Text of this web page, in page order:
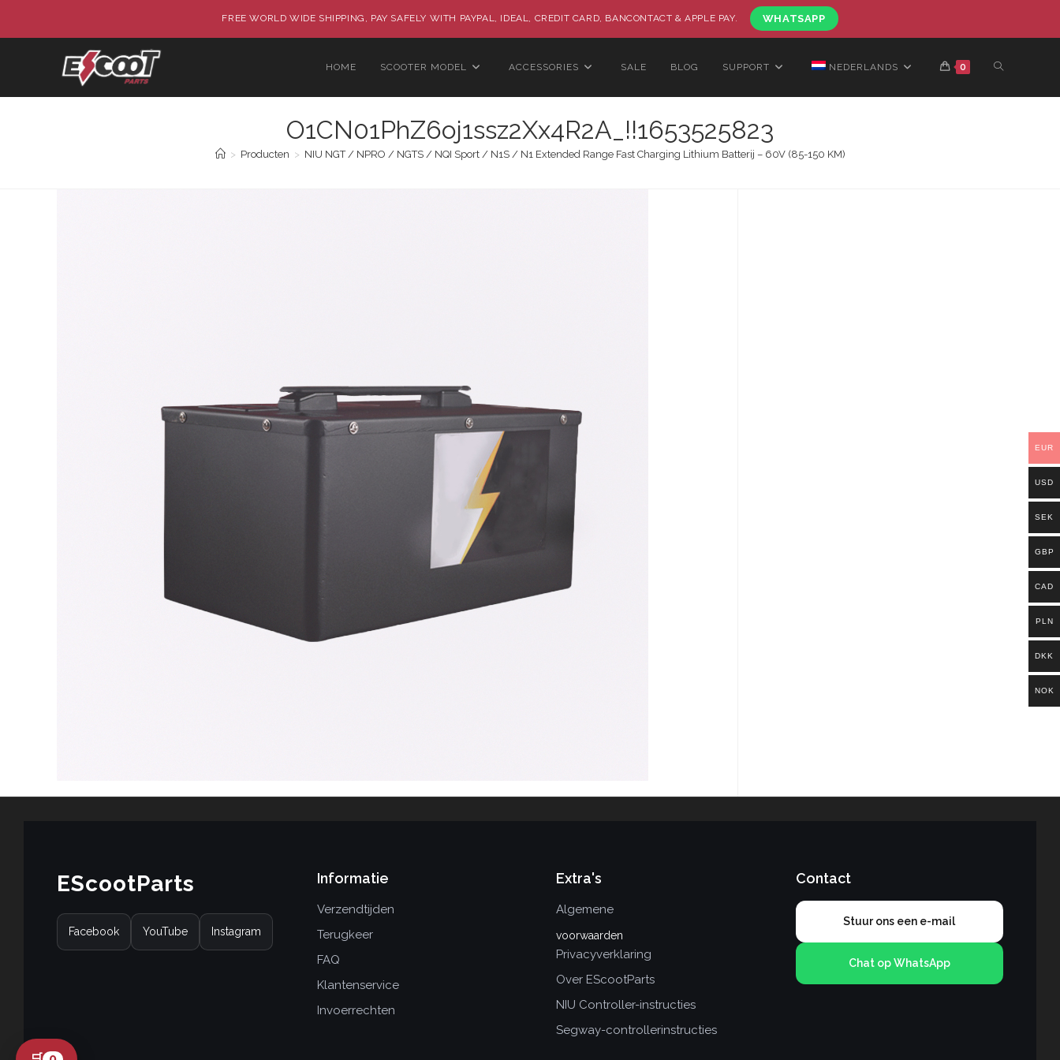
FREE WORLD WIDE SHIPPING, PAY SAFELY WITH PAYPAL, IDEAL, CREDIT CARD, BANCONTACT & APPLE PAY. WHATSAPP
HOME SCOOTER MODEL ACCESSORIES SALE BLOG SUPPORT NEDERLANDS 0
O1CN01PhZ6oj1ssz2Xx4R2A_!!1653525823
> Producten > NIU NGT / NPRO / NGTS / NQI Sport / N1S / N1 Extended Range Fast Charging Lithium Batterij – 60V (85-150 KM)
EScootParts
Facebook YouTube Instagram
Informatie
Verzendtijden
Terugkeer
FAQ
Klantenservice
Invoerrechten
Extra's
Algemene
voorwaarden
Privacyverklaring
Over EScootParts
NIU Controller-instructies
Segway-controllerinstructies
Contact
Stuur ons een e-mail
Chat op WhatsApp
EUR
USD
SEK
GBP
CAD
PLN
DKK
NOK